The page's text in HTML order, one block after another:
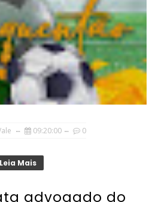
09:20:00 0
Leia Mais
advogado do